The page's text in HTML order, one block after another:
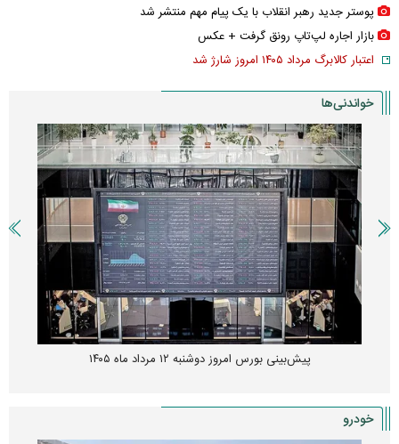
پوستر جدید رهبر انقلاب با یک پیام مهم منتشر شد
بازار اجاره لپ‌تاپ رونق گرفت + عکس
اعتبار کالابرگ مرداد ۱۴۰۵ امروز شارژ شد
خواندنی‌ها
پیش‌بینی بورس امروز دوشنبه ۱۲ مرداد ماه ۱۴۰۵
خودرو